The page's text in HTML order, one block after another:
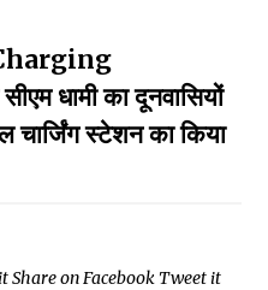
धामी का दूनवासियों
चार्जिंग स्टेशन का किया
Share on Facebook Tweet it